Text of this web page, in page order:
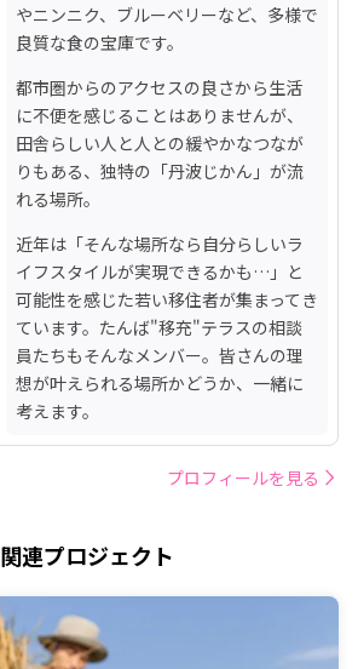
やニンニク、ブルーベリーなど、多様で
良質な食の宝庫です。
都市圏からのアクセスの良さから生活
に不便を感じることはありませんが、
田舎らしい人と人との緩やかなつなが
りもある、独特の「丹波じかん」が流
れる場所。
近年は「そんな場所なら自分らしいラ
イフスタイルが実現できるかも…」と
可能性を感じた若い移住者が集まってき
ています。たんば"移充"テラスの相談
員たちもそんなメンバー。皆さんの理
想が叶えられる場所かどうか、一緒に
考えます。
プロフィールを見る
関連プロジェクト